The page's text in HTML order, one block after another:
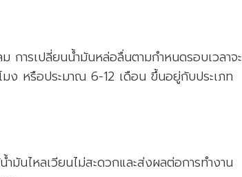
ารเปลี่ยนน้ำมันหล่อลื่นตามกำหนดรอบเวลาจะ
ง หรือประมาณ 6-12 เดือน ขึ้นอยู่กับประเภท
นไหลเวียนไม่สะดวกและส่งผลต่อการทำงาน